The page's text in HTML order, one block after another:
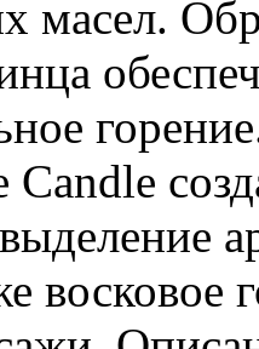
масел.
восковое